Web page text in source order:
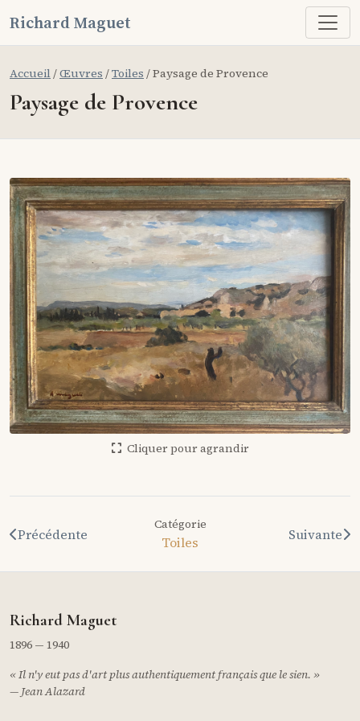
Richard Maguet
Accueil/Œuvres /Toiles / Paysage de Provence
Paysage de Provence
Cliquer pour agrandir
Précédente
Catégorie
Toiles Suivante
Richard Maguet
1896 — 1940
« Il n'y eut pas d'art plus authentiquement français que le sien. »
— Jean Alazard